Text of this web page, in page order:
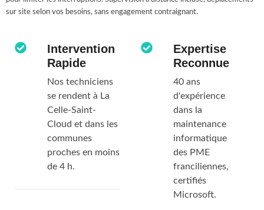
pour entreprise
, combine interventions d’urgence et maintenance planifiée
pour limiter les interruptions. Supervision à distance incluse, déplacements
Intervention
Rapide
Nos techniciens
se rendent à La
Celle-Saint-
Cloud et dans les
communes
proches en moins
Expertise
Reconnue
40 ans
d'expérience
dans la
maintenance
informatique
des PME
franciliennes,
certifiés